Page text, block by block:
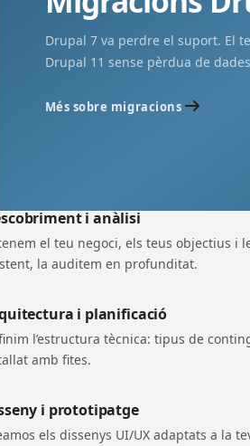
Drupal 7 va perdre el suport. El
Drupal 11 sense pèrdua de
Més sobre migracions
i anàlisi
el teu negoci, els teus objectius i
la auditem en profunditat.
i planificació
l’estructura tècnica: tipus de
amb fites.
i prototipatge
els dissenys UI/UX adaptats a la